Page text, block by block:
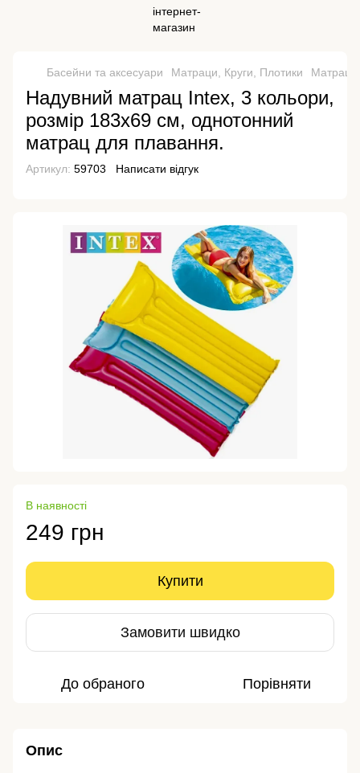
Басейни та аксесуари Матраци, Круги, Плотики
Надувний матрац Intex, 3 кольори,
розмір 183х69 см, однотонний
матрац для плавання.
Артикул: 59703 Написати відгук
В наявності
249 грн
Купити
Замовити швидко
До обраного Порівняти
Опис